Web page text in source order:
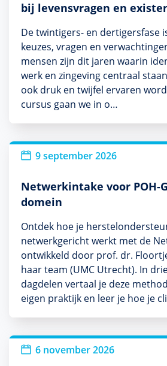
bij levensvragen en
De twintigers- en dertigersfase
keuzes, vragen en
mensen zijn dit jaren waarin
werk en zingeving centraal
ook druk en twijfel ervaren
cursus gaan we in o…
Nieuw9 september 2026
Netwerkintake voor POH-
domein
Ontdek hoe je
netwerkgericht werkt met de
ontwikkeld door prof. dr.
haar team (UMC Utrecht). In
dagdelen vertaal je deze
eigen praktijk en leer je hoe je
Nieuw6 november 2026